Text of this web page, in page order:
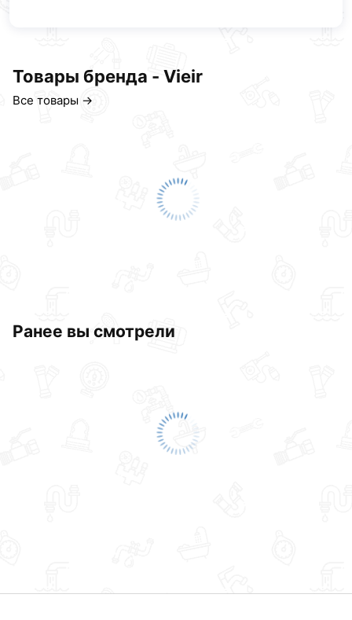
Товары бренда - Vieir
Все товары →
Ранее вы смотрели